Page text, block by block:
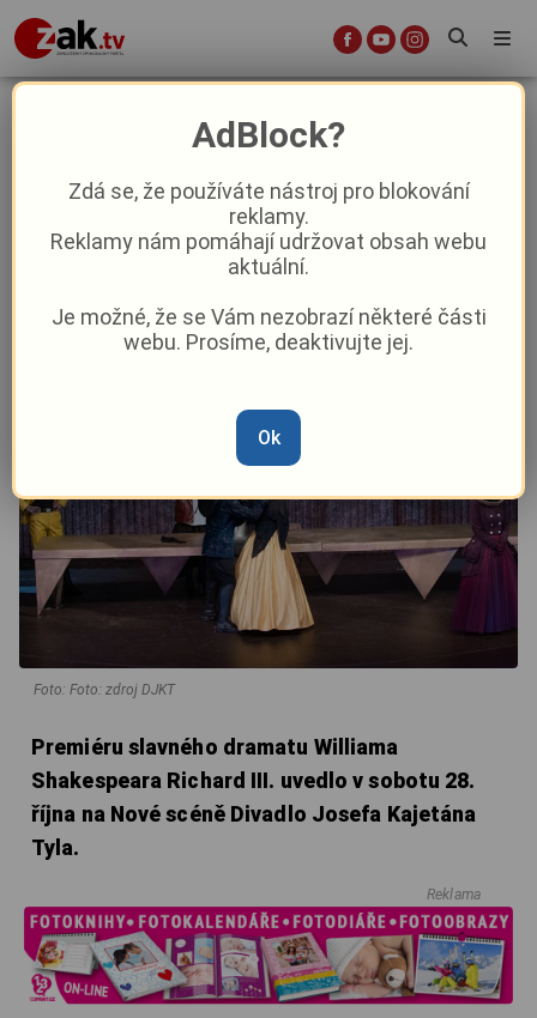
Richard III. se téměř po čtvrt
století vrátil do Plzně
1. 11. 2023|15:09
Foto: Foto: zdroj DJKT
Premiéru slavného dramatu Williama
Shakespeara Richard III. uvedlo v sobotu 28.
října na Nové scéně Divadlo Josefa Kajetána
Tyla.
Reklama
AdBlock?
Zdá se, že používáte nástroj pro blokování
reklamy.
Reklamy nám pomáhají udržovat obsah webu
aktuální.
Je možné, že se Vám nezobrazí některé části
webu. Prosíme, deaktivujte jej.
Ok